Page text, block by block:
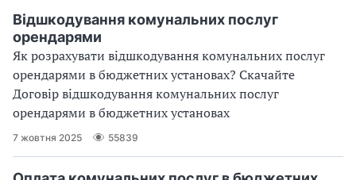
Відшкодування комунальних послуг
орендарями
Як розрахувати відшкодування комунальних послуг
орендарями в бюджетних установах? Скачайте
Договір відшкодування комунальних послуг
орендарями в бюджетних установах
7 жовтня 2025 55839